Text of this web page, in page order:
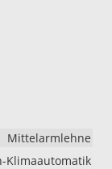
Mittelarmlehne
Klimaautomatik